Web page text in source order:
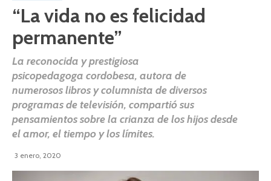
“La vida no es felicidad
permanente”
La reconocida y prestigiosa
psicopedagoga cordobesa, autora de
numerosos libros y columnista de diversos
programas de televisión, compartió sus
pensamientos sobre la crianza de los hijos desde
el amor, el tiempo y los límites.
3 enero, 2020